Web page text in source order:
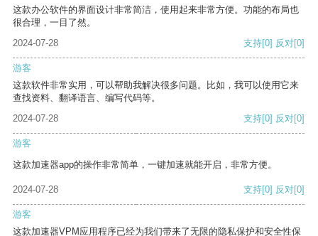
这款办公软件的界面设计非常简洁，使用起来非常方便。功能的布局也
很合理，一目了然。
2024-07-28
支持[0] 反对[0]
游客
这款软件非常实用，可以帮助我解决很多问题。比如，我可以使用它来
查找资料、翻译语言、编写代码等。
2024-07-28
支持[0] 反对[0]
游客
这款加速器app的操作非常简单，一键加速就能开启，非常方便。
2024-07-28 支持[0] 反对[0]
游客
这款加速器VPM应用程序已经为我们带来了无限的隐私保护和安全性保